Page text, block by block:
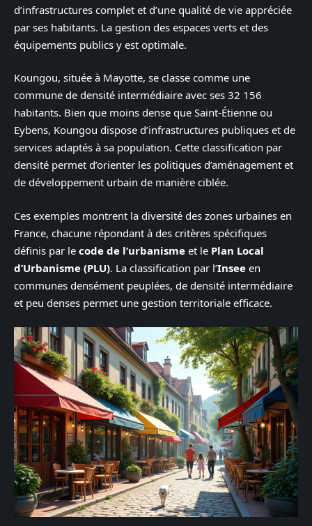
d’infrastructures complet et d’une qualité de vie appréciée
par ses habitants. La gestion des espaces verts et des
équipements publics y est optimale.
Koungou, située à Mayotte, se classe comme une
commune de densité intermédiaire avec ses 32 156
habitants. Bien que moins dense que Saint-Étienne ou
Eybens, Koungou dispose d’infrastructures publiques et de
services adaptés à sa population. Cette classification par
densité permet d’orienter les politiques d’aménagement et
de développement urbain de manière ciblée.
Ces exemples montrent la diversité des zones urbaines en
France, chacune répondant à des critères spécifiques
définis par le code de l’urbanisme et le Plan Local
d’Urbanisme (PLU). La classification par l’Insee en
communes densément peuplées, de densité intermédiaire
et peu denses permet une gestion territoriale efficace.